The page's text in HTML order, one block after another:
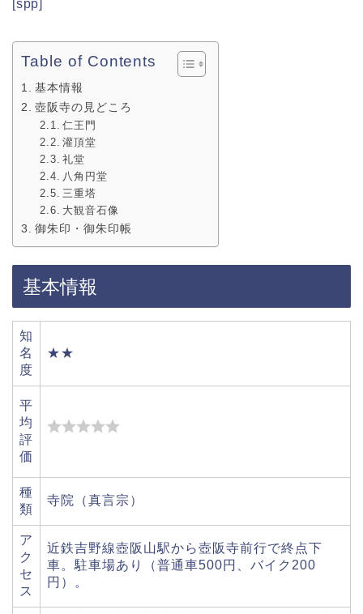
[spp]
Table of Contents
基本情報
壺阪寺の見どころ
仁王門
灌頂堂
礼堂
八角円堂
三重塔
大観音石像
御朱印・御朱印帳
基本情報
知
名
度
★★
平
均
評
価
種
類
寺院（真言宗）
ア
ク
セ
ス
近鉄吉野線壺阪山駅から壺阪寺前行で終点下
車。駐車場あり（普通車500円、バイク200
円）。